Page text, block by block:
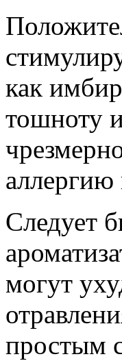
как
тошноту
аллергию
Следует
могут
простым